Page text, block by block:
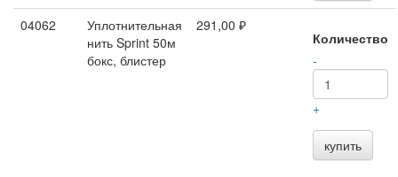
04062
Уплотнительная
нить Sprint 50м
бокс, блистер
291,00 ₽
Количество
-
+
купить